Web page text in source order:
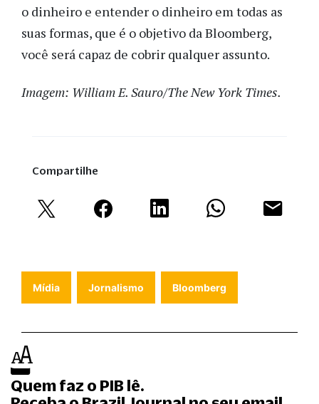
o dinheiro e entender o dinheiro em todas as
suas formas, que é o objetivo da Bloomberg,
você será capaz de cobrir qualquer assunto.
Imagem: William E. Sauro/The New York Times.
Compartilhe
Mídia Jornalismo Bloomberg
Quem faz o PIB lê.